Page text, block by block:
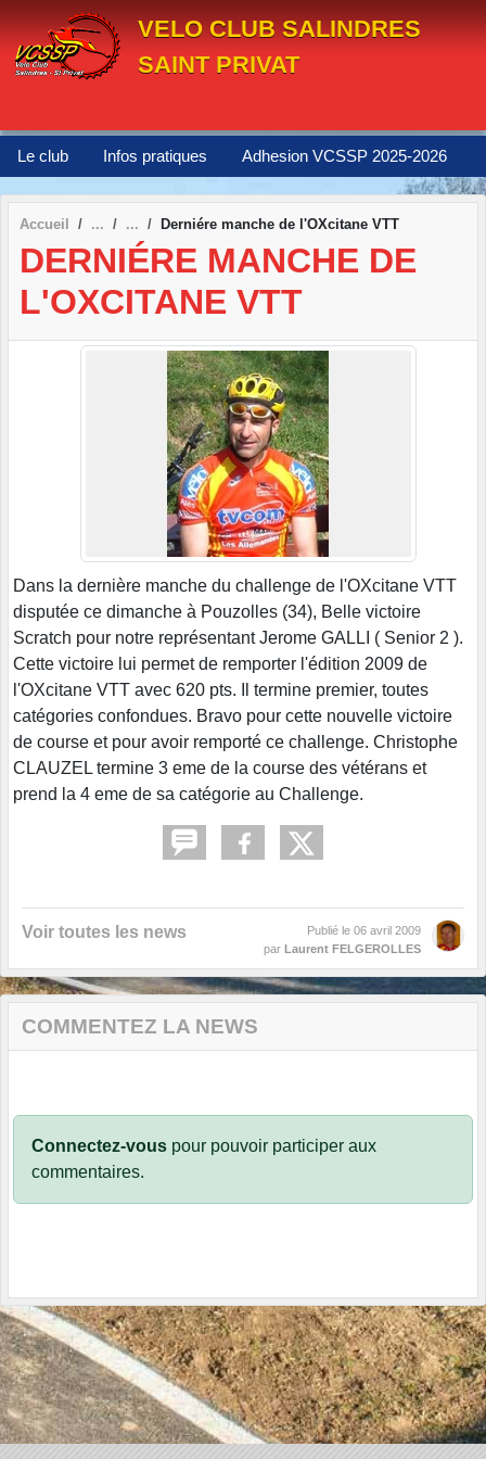
VELO CLUB SALINDRES
SAINT PRIVAT
Le club Infos pratiques Adhesion VCSSP 2025-2026
Accueil Derniére manche de l'OXcitane VTT
DERNIÉRE MANCHE DE
L'OXCITANE VTT
Dans la dernière manche du challenge de l'OXcitane VTT
disputée ce dimanche à Pouzolles (34), Belle victoire
Scratch pour notre représentant Jerome GALLI ( Senior 2 ).
Cette victoire lui permet de remporter l'édition 2009 de
l'OXcitane VTT avec 620 pts. Il termine premier, toutes
catégories confondues. Bravo pour cette nouvelle victoire
de course et pour avoir remporté ce challenge. Christophe
CLAUZEL termine 3 eme de la course des vétérans et
prend la 4 eme de sa catégorie au Challenge.
Voir toutes les news Publié le 06 avril 2009
par Laurent FELGEROLLES
COMMENTEZ LA NEWS
Connectez-vous pour pouvoir participer aux
commentaires.
Panneau de gestion des cookies